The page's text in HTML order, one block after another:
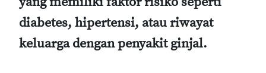
diabetes, hipertensi, atau riwayat
keluarga dengan penyakit ginjal.